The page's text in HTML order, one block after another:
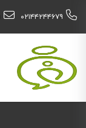
۰۲۱۴۴۲۴۴۶۷۹